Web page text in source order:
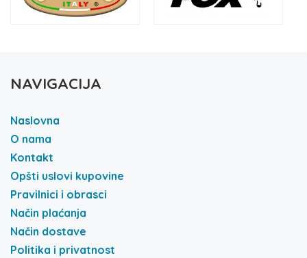
NAVIGACIJA
Naslovna
O nama
Kontakt
Opšti uslovi kupovine
Pravilnici i obrasci
Način plaćanja
Način dostave
Politika i privatnost